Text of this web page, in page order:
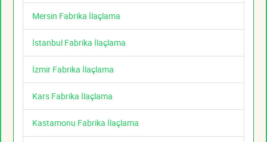
Mersin Fabrika İlaçlama
İstanbul Fabrika İlaçlama
İzmir Fabrika İlaçlama
Kars Fabrika İlaçlama
Kastamonu Fabrika İlaçlama